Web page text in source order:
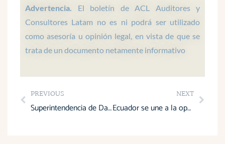
p
p
o
k
i
n
r
a
m
e
Advertencia. El boletín de ACL Auditores y
Consultores Latam no es ni podrá ser utilizado
como asesoría u opinión legal, en vista de que se
trata de un documento netamente informativo
Prev
PREVIOUS
Superintendencia de Datos sanciona a LigaPro y FEF por mal manejo de datos
NEXT
Ecuador se une a la operación internacional “404” contra la piratería digital